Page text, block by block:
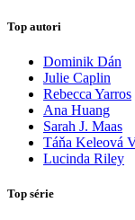
Top autori
Dominik Dán
Julie Caplin
Rebecca Yarros
Ana Huang
Sarah J. Maas
Táňa Keleová
Lucinda Riley
Top série